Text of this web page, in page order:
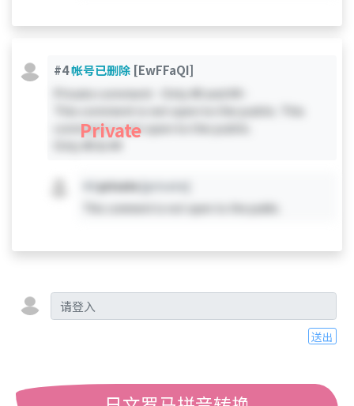
#4帐号已删除 [EwFFaQI]
Private comment - Only #0 and #4 -
This comment is not open to the public. This
comment is not open to the public.
Private
private [private]
This comment is not open to the public.
送出